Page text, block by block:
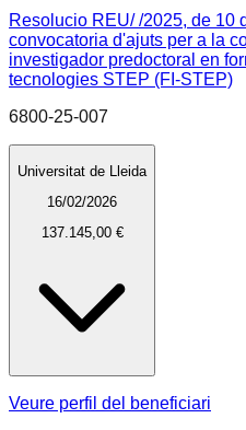
Resolucio REU/ /2025, de 10
convocatoria d'ajuts per a la
investigador predoctoral en
tecnologies STEP (FI-STEP)
6800-25-007
Universitat de Lleida
16/02/2026
137.145,00 €
Veure perfil del beneficiari